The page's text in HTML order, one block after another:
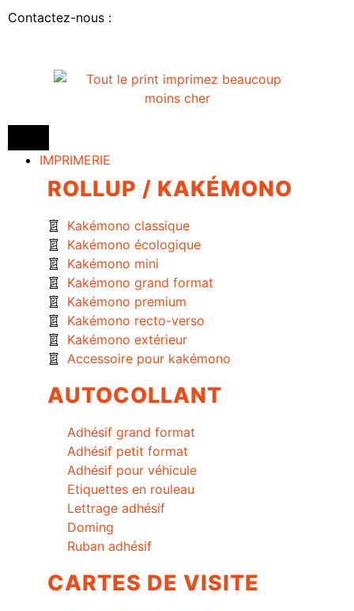
Contactez-nous :
IMPRIMERIE
ROLLUP / KAKÉMONO
Kakémono classique
Kakémono écologique
Kakémono mini
Kakémono grand format
Kakémono premium
Kakémono recto-verso
Kakémono extérieur
Accessoire pour kakémono
AUTOCOLLANT
Adhésif grand format
Adhésif petit format
Adhésif pour véhicule
Etiquettes en rouleau
Lettrage adhésif
Doming
Ruban adhésif
CARTES DE VISITE